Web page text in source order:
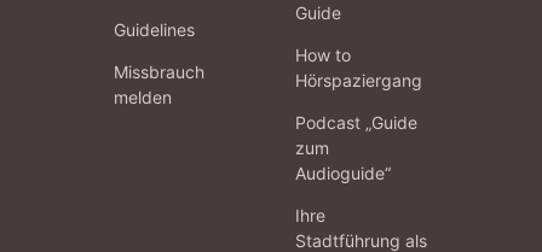
Guidelines
Missbrauch
melden
Guide
How to
Hörspaziergang
Podcast „Guide
zum
Audioguide“
Ihre
Stadtführung als